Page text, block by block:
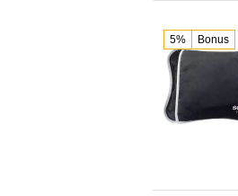
5% Bonus